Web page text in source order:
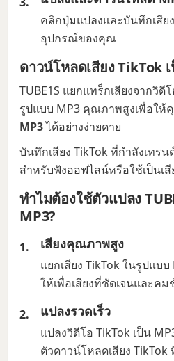
คลิกปุ่มแปลงและบันทึกเสีย
อุปกรณ์ของคุณ
ดาวน์โหลดเสียง TikTok
TUBE1S แยกแทร็กเสียงจากวิดี
รูปแบบ MP3 คุณภาพสูงเพื่อให้
MP3ได้อย่างง่ายดาย
บันทึกเสียง TikTok ที่กำลังเทรน
สำหรับฟังออฟไลน์หรือใช้เป็นเสี
ทำไมต้องใช้ตัวแปลง
MP3?
เสียงคุณภาพสูง
แยกเสียง TikTok ในรูปแ
ให้เพื่อเสียงที่ชัดเจนและคม
แปลงรวดเร็ว
แปลงวิดีโอ TikTok เป็น
ตัวดาวน์โหลดเสียง TikTok